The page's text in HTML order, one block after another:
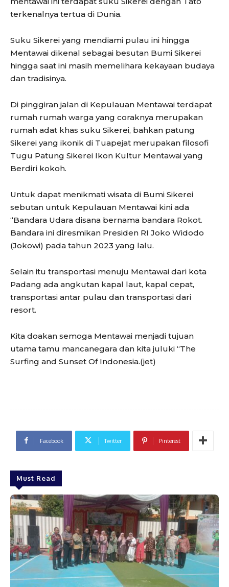
terkenalnya tertua di Dunia.
Suku Sikerei yang mendiami pulau ini hingga
Mentawai dikenal sebagai besutan Bumi Sikerei
hingga saat ini masih memelihara kekayaan budaya
dan tradisinya.
Di pinggiran jalan di Kepulauan Mentawai terdapat
rumah rumah warga yang coraknya merupakan
rumah adat khas suku Sikerei, bahkan patung
Sikerei yang ikonik di Tuapejat merupakan filosofi
Tugu Patung Sikerei Ikon Kultur Mentawai yang
Berdiri kokoh.
Untuk dapat menikmati wisata di Bumi Sikerei
sebutan untuk Kepulauan Mentawai kini ada
“Bandara Udara disana bernama bandara Rokot.
Bandara ini diresmikan Presiden RI Joko Widodo
(Jokowi) pada tahun 2023 yang lalu.
Selain itu transportasi menuju Mentawai dari kota
Padang ada angkutan kapal laut, kapal cepat,
transportasi antar pulau dan transportasi dari
resort.
Kita doakan semoga Mentawai menjadi tujuan
utama tamu mancanegara dan kita juluki “The
Surfing and Sunset Of Indonesia.(jet)
Facebook Twitter Pinterest
Must Read